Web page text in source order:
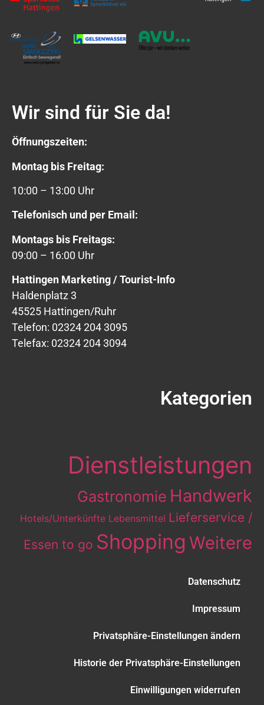
Wir sind für Sie da!
Öffnungszeiten:
Montag bis Freitag:
10:00 – 13:00 Uhr
Telefonisch und per Email:
Montags bis Freitags:
09:00 – 16:00 Uhr
Hattingen Marketing / Tourist-Info
Haldenplatz 3
45525 Hattingen/Ruhr
Telefon: 02324 204 3095
Telefax: 02324 204 3094
Kategorien
Dienstleistungen
Gastronomie Handwerk
Hotels/Unterkünfte Lebensmittel Lieferservice /
Essen to go Shopping Weitere
Datenschutz
Impressum
Privatsphäre-Einstellungen ändern
Historie der Privatsphäre-Einstellungen
Einwilligungen widerrufen